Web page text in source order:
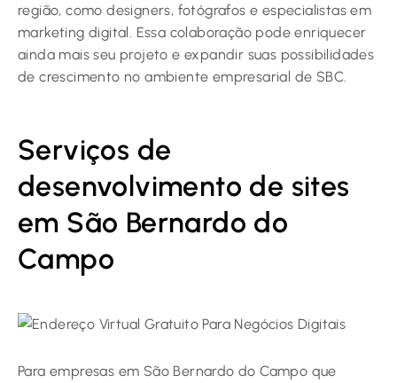
região, como designers, fotógrafos e especialistas em
marketing digital. Essa colaboração pode enriquecer
ainda mais seu projeto e expandir suas possibilidades
de crescimento no ambiente empresarial de SBC.
Serviços de
desenvolvimento de sites
em São Bernardo do
Campo
Para empresas em São Bernardo do Campo que